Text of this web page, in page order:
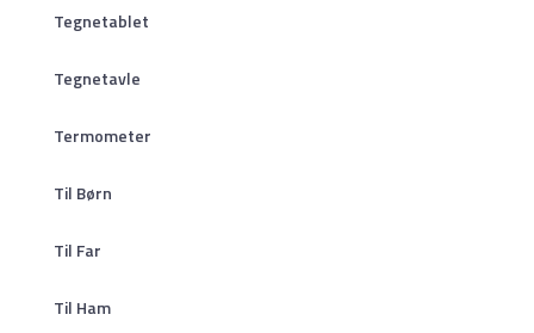
Tegnetablet
Tegnetavle
Termometer
Til Børn
Til Far
Til Ham